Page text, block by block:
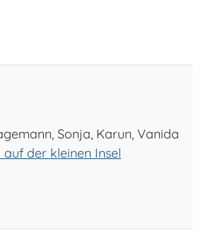
Sonja, Karun, Vanida
der kleinen Insel